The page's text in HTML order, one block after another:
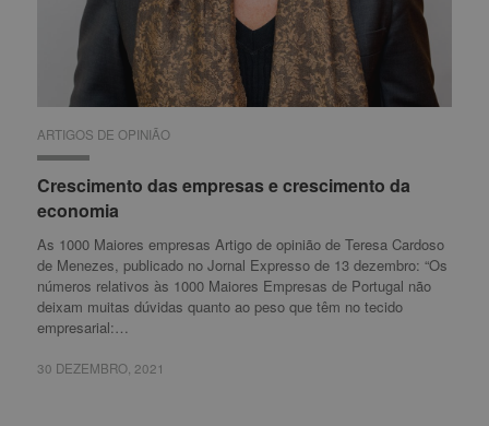
ARTIGOS DE OPINIÃO
Crescimento das empresas e crescimento da
economia
As 1000 Maiores empresas Artigo de opinião de Teresa Cardoso
de Menezes, publicado no Jornal Expresso de 13 dezembro: “Os
números relativos às 1000 Maiores Empresas de Portugal não
deixam muitas dúvidas quanto ao peso que têm no tecido
empresarial:…
30 DEZEMBRO, 2021
ARTIGOS DE OPINIÃO
Crescimento das empresas e crescimento da
economia
30 DEZEMBRO, 2021